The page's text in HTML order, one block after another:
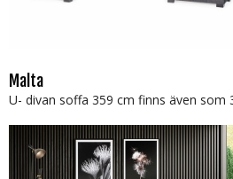
Malta
U- divan soffa 359 cm finns även som